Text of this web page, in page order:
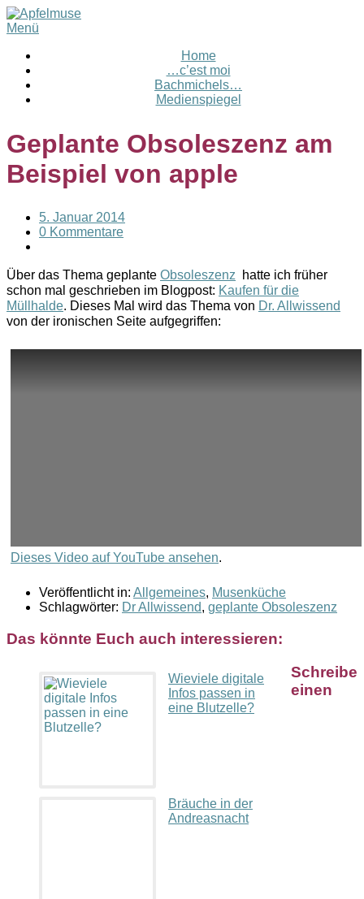
Menü
Home
…c’est moi
Bachmichels…
Medienspiegel
Geplante Obsoleszenz am
Beispiel von apple
5. Januar 2014
0 Kommentare
Über das Thema geplante Obsoleszenz hatte ich früher
schon mal geschrieben im Blogpost: Kaufen für die
Müllhalde. Dieses Mal wird das Thema von Dr. Allwissend
von der ironischen Seite aufgegriffen:
Dieses Video auf YouTube ansehen.
Veröffentlicht in: Allgemeines, Musenküche
Schlagwörter: Dr Allwissend, geplante Obsoleszenz
Das könnte Euch auch interessieren:
Wieviele digitale
Infos passen in
eine Blutzelle?
Bräuche in der
Andreasnacht
Schreibe
einen